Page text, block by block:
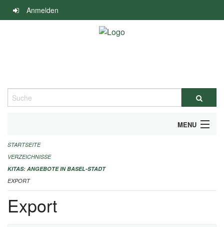
Navigation
überspringen
Anmelden
Suche
MENU
ALLGEMEINE INFORMATIONEN
IMPRESSUM
STARTSEITE
VERZEICHNISSE
KITAS: ANGEBOTE IN BASEL-STADT
EXPORT
Export